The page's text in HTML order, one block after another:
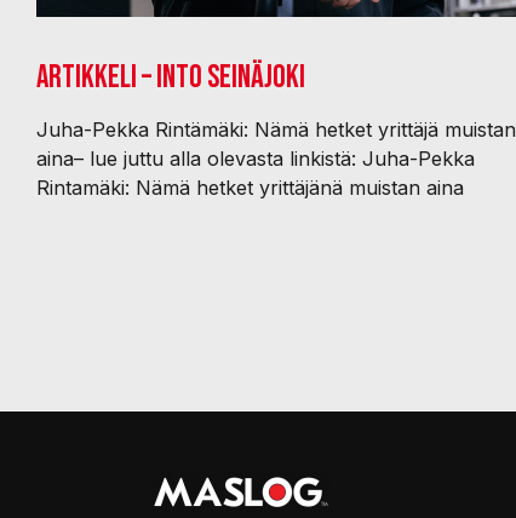
Artikkeli – Into Seinäjoki
Juha-Pekka Rintämäki: Nämä hetket yrittäjä muistan
aina– lue juttu alla olevasta linkistä: Juha-Pekka
Rintamäki: Nämä hetket yrittäjänä muistan aina